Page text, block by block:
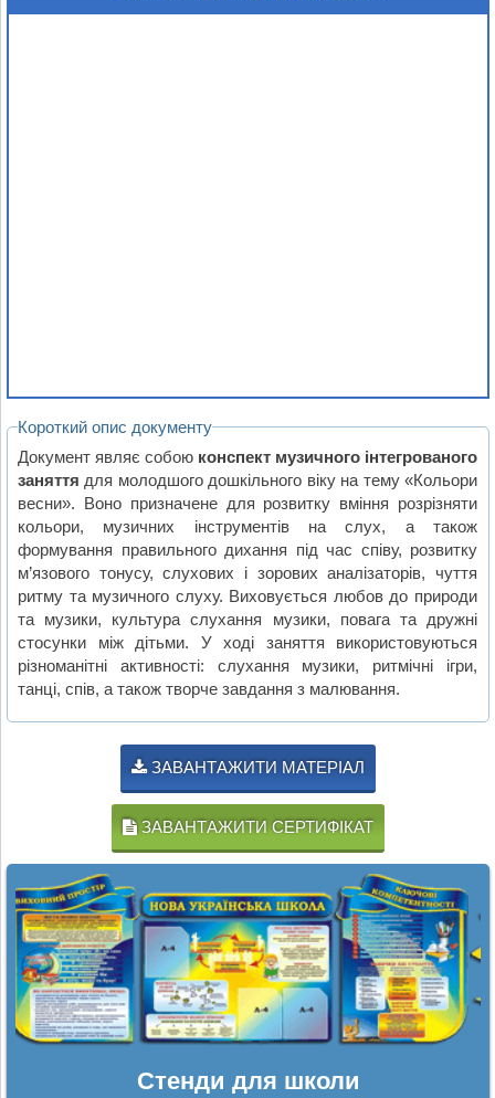
Короткий опис документу
Документ являє собою конспект музичного інтегрованого
заняття для молодшого дошкільного віку на тему «Кольори
весни». Воно призначене для розвитку вміння розрізняти
кольори, музичних інструментів на слух, а також
формування правильного дихання під час співу, розвитку
м’язового тонусу, слухових і зорових аналізаторів, чуття
ритму та музичного слуху. Виховується любов до природи
та музики, культура слухання музики, повага та дружні
стосунки між дітьми. У ході заняття використовуються
різноманітні активності: слухання музики, ритмічні ігри,
танці, спів, а також творче завдання з малювання.
ЗАВАНТАЖИТИ МАТЕРІАЛ
ЗАВАНТАЖИТИ СЕРТИФІКАТ
Стенди для школи